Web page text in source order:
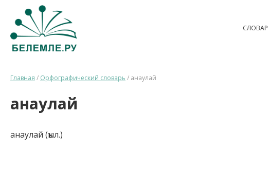
Главная / Орфографический словарь / анаулай
анаулай
анаулай (ҡыл.)